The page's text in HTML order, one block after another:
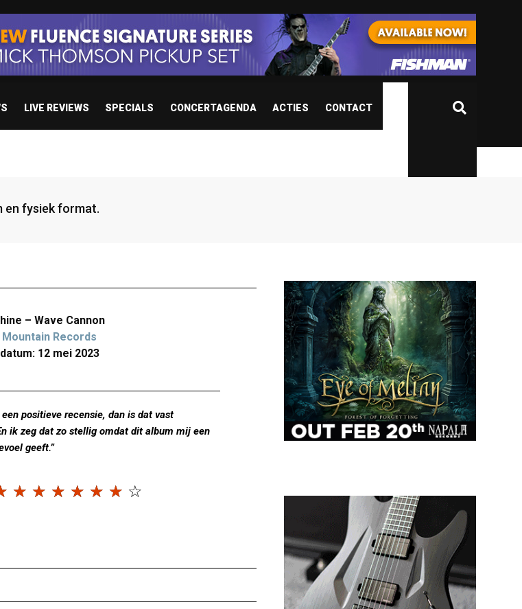
LIVE REVIEWS SPECIALS CONCERTAGENDA ACTIES CONTACT
en fysiek format.
– Wave Cannon
Records
12 mei 2023
een positieve recensie, dan is dat vast
ik zeg dat zo stellig omdat dit album mij een
geeft.”
☆ ☆ ☆ ☆ ☆ ☆ ☆